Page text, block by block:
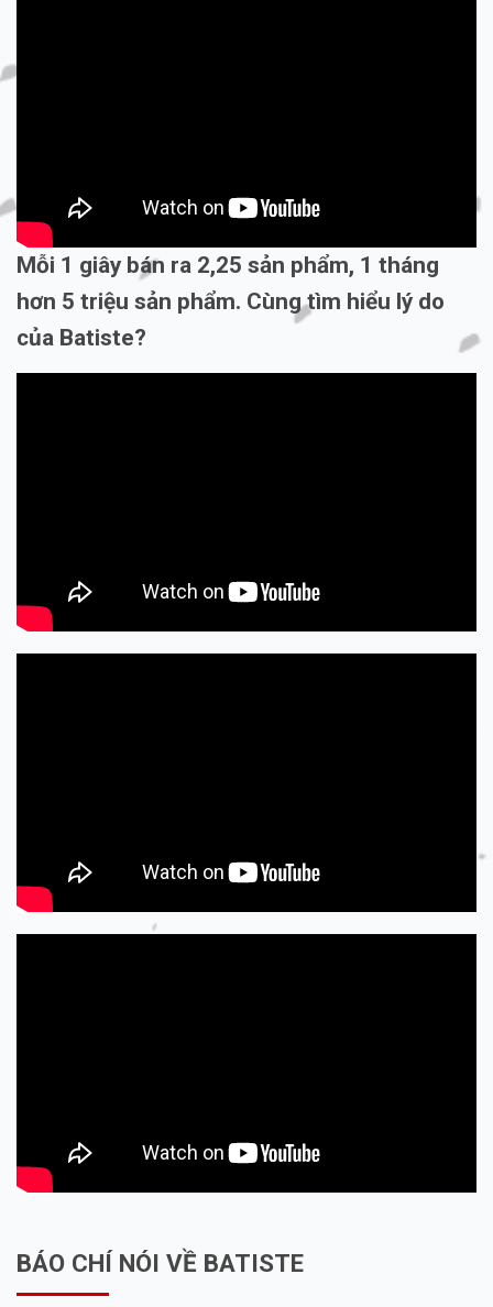
Mỗi 1 giây bán ra 2,25 sản phẩm, 1 tháng
hơn 5 triệu sản phẩm. Cùng tìm hiểu lý do
của Batiste?
BÁO CHÍ NÓI VỀ BATISTE